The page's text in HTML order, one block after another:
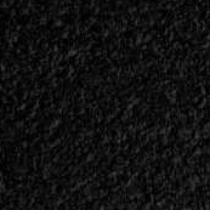
</span>
</small>
<div>Como
Nosotros…
Siempre
Del
Otro
Lado!!!!
</div>